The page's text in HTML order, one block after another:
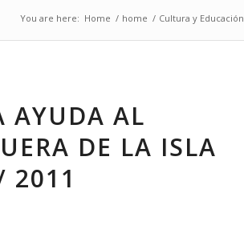
You are here: Home / home / Cultura y Educación
AYUDA AL
DE LA ISLA
2011